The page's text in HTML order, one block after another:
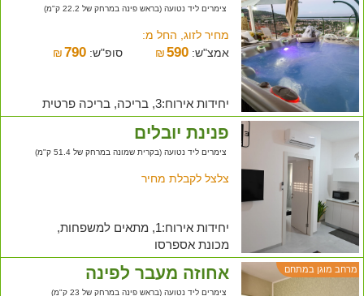
צימרים ליד נטועה (בראש פינה במרחק של 22.2 ק"מ)
מחיר לזוג, החל מ:
אמצ"ש:
₪590 סופ"ש: ₪ 790
יחידות אירוח:3, בריכה, בריכה פרטית
פנינת יובלים
צימרים ליד נטועה (בקרית שמונה במרחק של 51.4 ק"מ)
צלצל לקבלת מחיר
יחידות אירוח:1, מתאים למשפחות,
מכונת אספרסו
מרחב מוגן במתחם אחוזה מעבר לפינה
צימרים ליד נטועה (בראש פינה במרחק של 23 ק"מ)